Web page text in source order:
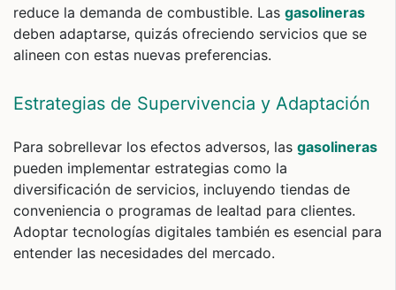
reduce la demanda de combustible. Las gasolineras
deben adaptarse, quizás ofreciendo servicios que se
alineen con estas nuevas preferencias.
Estrategias de Supervivencia y Adaptación
Para sobrellevar los efectos adversos, las gasolineras
pueden implementar estrategias como la
diversificación de servicios, incluyendo tiendas de
conveniencia o programas de lealtad para clientes.
Adoptar tecnologías digitales también es esencial para
entender las necesidades del mercado.